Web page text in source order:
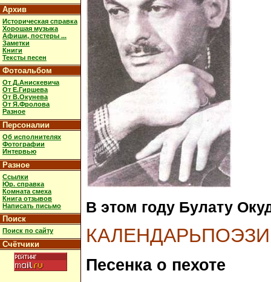
Архив
Историческая справка
Хорошая музыка
Афиши, постеры ...
Заметки
Книги
Тексты песен
Фотоальбом
От Д.Анискевича
От Е.Гиршева
От В.Окунева
От Я.Фролова
Разное
Персоналии
Об исполнителях
Фотографии
Интервью
Разное
Ссылки
Юр. справка
Комната смеха
Книга отзывов
Написать письмо
Поиск
Поиск по сайту
Счётчики
В этом году Булату
Песенка о пехоте